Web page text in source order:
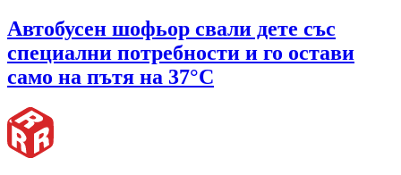
Автобусен шофьор свали дете със
специални потребности и го остави
само на пътя на 37°C